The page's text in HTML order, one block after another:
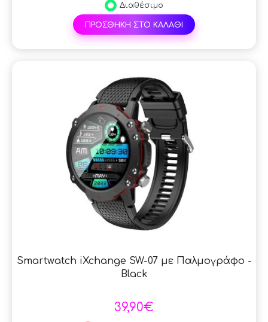
Διαθέσιμο
ΠΡΟΣΘΗΚΗ ΣΤΟ ΚΑΛΑΘΙ
Smartwatch iXchange SW-07 με Παλμογράφο -
Black
39,90€